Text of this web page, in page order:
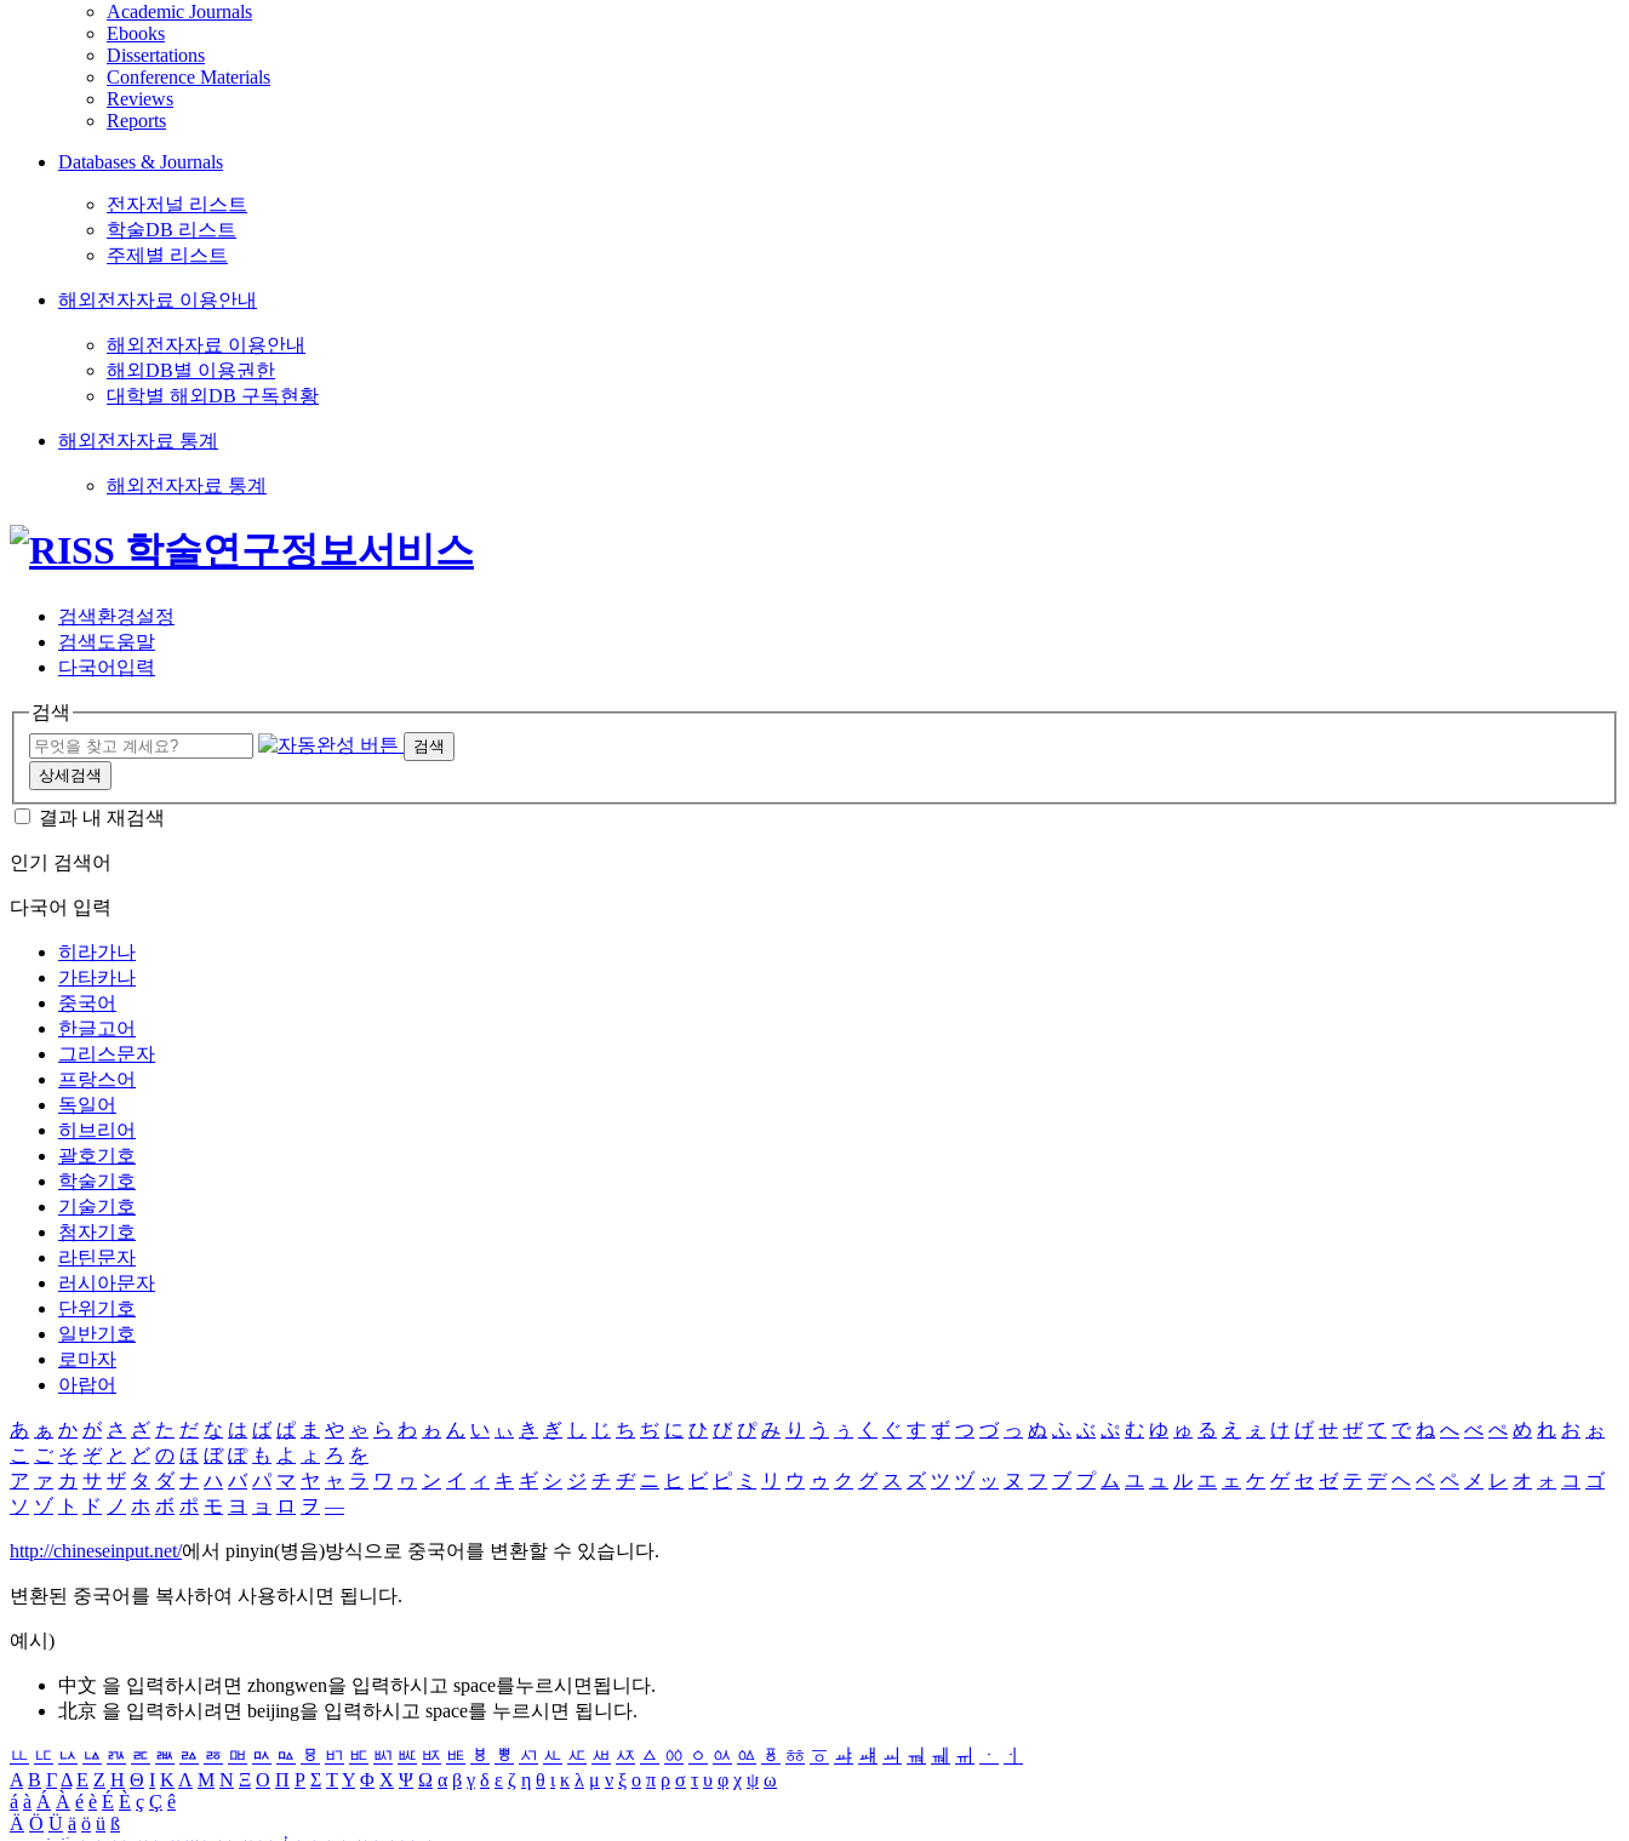
Academic Journals
Ebooks
Dissertations
Conference Materials
Reviews
Reports
Databases & Journals
전자저널 리스트
학술DB 리스트
주제별 리스트
해외전자자료 이용안내
해외전자자료 이용안내
해외DB별 이용권한
대학별 해외DB 구독현황
해외전자자료 통계
해외전자자료 통계
검색환경설정
검색도움말
다국어입력
검색
검색
상세검색
결과 내 재검색
인기 검색어
다국어 입력
히라가나
가타카나
중국어
한글고어
그리스문자
프랑스어
독일어
히브리어
괄호기호
학술기호
기술기호
첨자기호
라틴문자
러시아문자
단위기호
일반기호
로마자
아랍어
あ ぁ か が さ ざ た だ な は ば ぱ ま や ゃ ら わ ゎ ん い ぃ き ぎ し じ ち ぢ に ひ び ぴ み り う ぅ く ぐ す ず つ づ っ ぬ ふ ぶ ぷ む ゆ ゅ る え ぇ け げ せ ぜ て で ね へ べ ぺ め れ お ぉ
こ ご そ ぞ と ど の ほ ぼ ぽ も よ ょ ろ を
ア ァ カ サ ザ タ ダ ナ ハ バ パ マ ヤ ャ ラ ワ ヮ ン イ ィ キ ギ シ ジ チ ヂ ニ ヒ ビ ピ ミ リ ウ ゥ ク グ ス ズ ツ ヅ ッ ヌ フ ブ プ ム ユ ュ ル エ ェ ケ ゲ セ ゼ テ デ ヘ ベ ペ メ レ オ ォ コ ゴ
ソ ゾ ト ド ノ ホ ボ ポ モ ヨ ョ ロ ヲ ―
http://chineseinput.net/에서 pinyin(병음)방식으로 중국어를 변환할 수 있습니다.
변환된 중국어를 복사하여 사용하시면 됩니다.
예시)
中文 을 입력하시려면 zhongwen을 입력하시고 space를누르시면됩니다.
北京 을 입력하시려면 beijing을 입력하시고 space를 누르시면 됩니다.
ㅥ ㅦ ㅧ ㅨ ㅩ ㅪ ㅫ ㅬ ㅭ ㅮ ㅯ ㅰ ㅱ ㅲ ㅳ ㅴ ㅵ ㅶ ㅷ ㅸ ㅹ ㅺ ㅻ ㅼ ㅽ ㅾ ㅿ ㆀ ㆁ ㆂ ㆃ ㆄ ㆅ ㆆ ㆇ ㆈ ㆉ ㆊ ㆋ ㆌ ㆍ
ㆎ
Α Β ΓΔ Ε Ζ Η Θ Ι ΚΛ Μ Ν Ξ Ο Π Ρ Σ ΤΥ Φ Χ Ψ Ω α β γ δ ε ζ η θ ι κ λ μ ν ξ ο π ρ σ τ υ φ χ ψ ω
á à Á À é è É È ç Ç ê
Ä Ö Ü ä ö ü ß